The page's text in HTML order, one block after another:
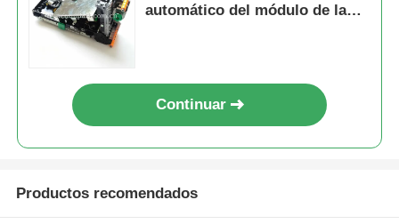
automático del módulo de la
Continuar
Productos recomendados